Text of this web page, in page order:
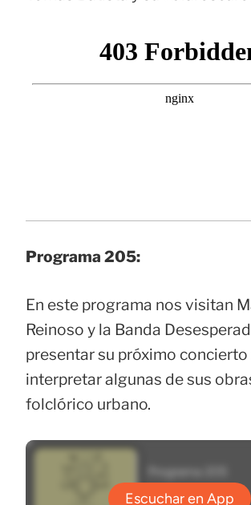
Programa 205:
En este programa nos visitan
Reinoso y la Banda
presentar su próximo concierto
interpretar algunas de sus
folclórico urbano.